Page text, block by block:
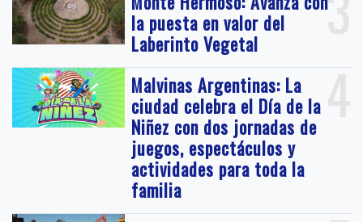
la puesta en valor del
Laberinto Vegetal
4
Malvinas Argentinas: La
ciudad celebra el Día de la
Niñez con dos jornadas de
juegos, espectáculos y
actividades para toda la
familia